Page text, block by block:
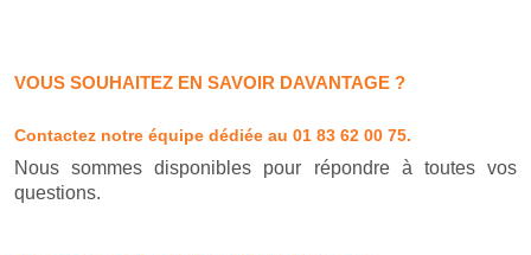
VOUS SOUHAITEZ EN SAVOIR DAVANTAGE ?
Contactez notre équipe dédiée au 01 83 62 00 75.
Nous sommes disponibles pour répondre à toutes vos
questions.